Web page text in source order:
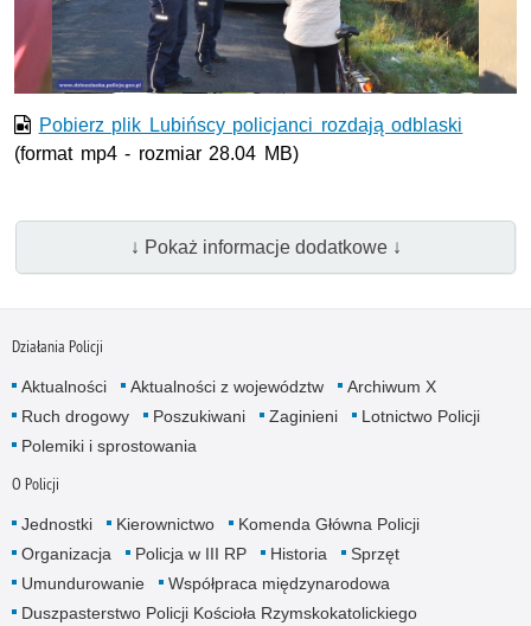
wideo
Pobierz plik Lubińscy policjanci rozdają odblaski
(format mp4 - rozmiar 28.04 MB)
↓ Pokaż informacje dodatkowe ↓
Działania Policji
Aktualności Aktualności z województw
Archiwum X
Ruch drogowy
Poszukiwani Zaginieni
Lotnictwo Policji
Polemiki i sprostowania
O Policji
Jednostki Kierownictwo
Komenda Główna Policji
Organizacja
Policja w III RP Historia
Sprzęt
Umundurowanie
Współpraca międzynarodowa
Duszpasterstwo Policji Kościoła Rzymskokatolickiego